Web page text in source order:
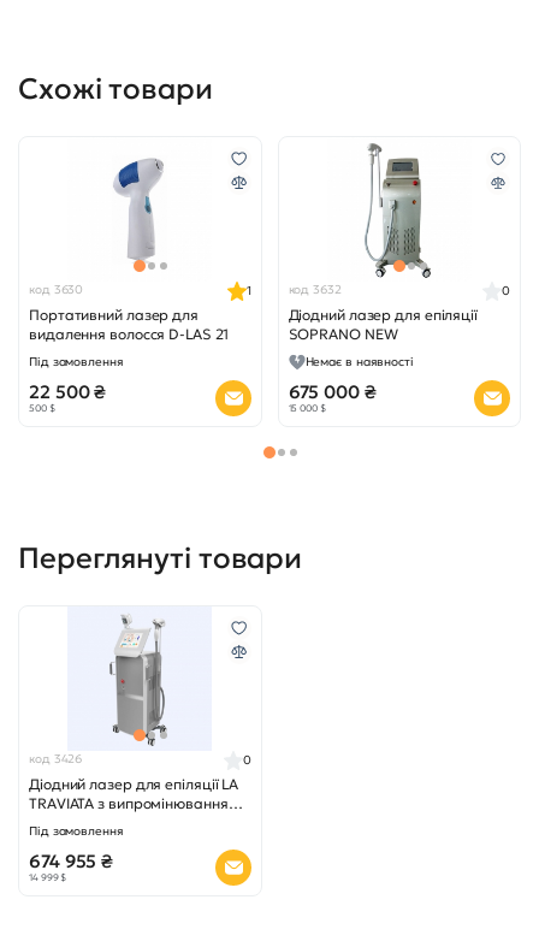
Схожі товари
код 3630
Портативний лазер для
видалення волосся D-LAS 21
1
Під замовлення
22 500 ₴
500 $
код 3632
Діодний лазер для епіляції
SOPRANO NEW
0
Немає в наявності
675 000 ₴
15 000 $
Переглянуті товари
код 3426
Діодний лазер для епіляції LA
TRAVIATA з випромінюванням
0
Під замовлення
674 955 ₴
14 999 $